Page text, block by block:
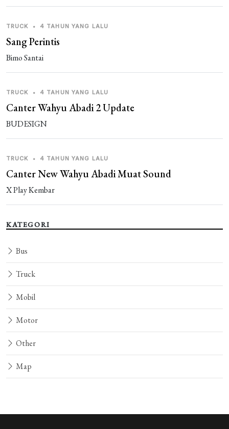
TRUCK • 4 TAHUN YANG LALU
Sang Perintis
Bimo Santai
TRUCK • 4 TAHUN YANG LALU
Canter Wahyu Abadi 2 Update
BUDESIGN
TRUCK • 4 TAHUN YANG LALU
Canter New Wahyu Abadi Muat Sound
X Play Kembar
KATEGORI
Bus
Truck
Mobil
Motor
Other
Map